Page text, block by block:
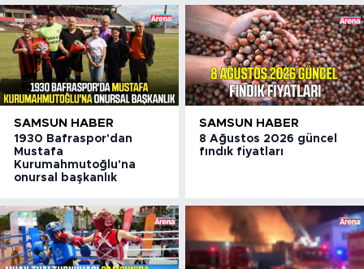
SAMSUN HABER
1930 Bafraspor'dan
Mustafa
Kurumahmutoğlu'na
onursal başkanlık
SAMSUN HABER
8 Ağustos 2026 güncel
fındık fiyatları